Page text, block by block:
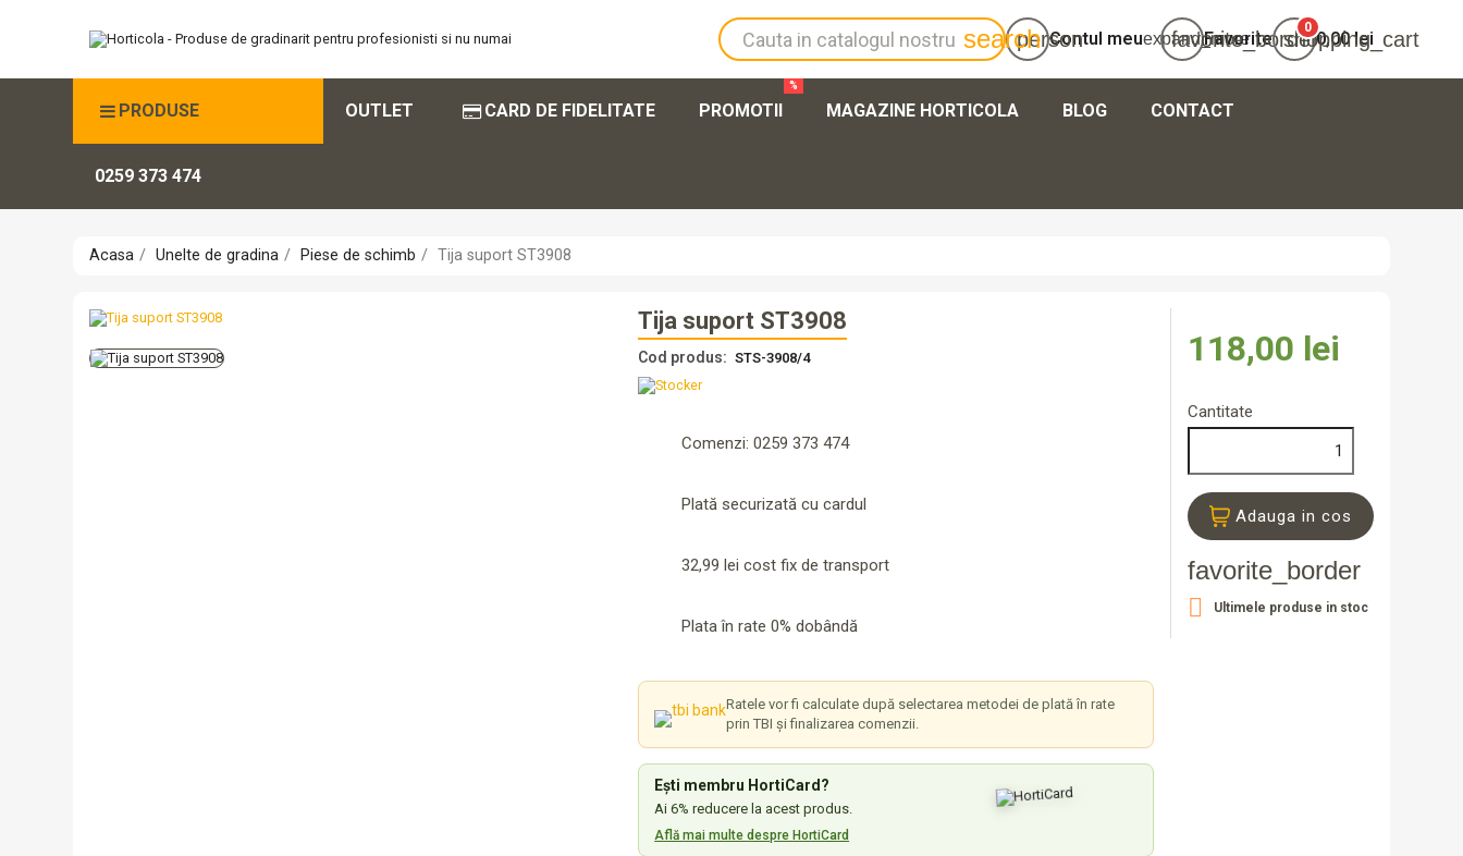
searchpersonContul meuexpand_more
favorite_border
Favorite shopping_cart
0
0,00 lei
PRODUSE OUTLET CARD DE FIDELITATE PROMOTII
%
MAGAZINE HORTICOLA BLOG CONTACT
0259 373 474
Acasa Unelte de gradina Piese de schimb Tija suport ST3908
Tija suport ST3908
Cod produs: STS-3908/4
Comenzi: 0259 373 474
Plată securizată cu cardul
32,99 lei cost fix de transport
Plata în rate 0% dobândă
Ratele vor fi calculate după selectarea metodei de plată în rate
prin TBI și finalizarea comenzii.
Ești membru HortiCard?
Ai 6% reducere la acest produs.
Află mai multe despre HortiCard
118,00 lei
Cantitate
Adauga in cos
favorite_border

Ultimele produse in stoc